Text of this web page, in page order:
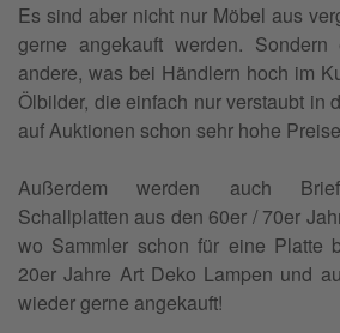
Es sind aber nicht nur Möbel aus
gerne angekauft werden.
andere, was bei Händlern hoch im
Ölbilder, die einfach nur verstaubt in
auf Auktionen schon sehr hohe
Außerdem werden auch
Schallplatten aus den 60er / 70er
wo Sammler schon für eine Platte
20er Jahre Art Deko Lampen und
wieder gerne angekauft!